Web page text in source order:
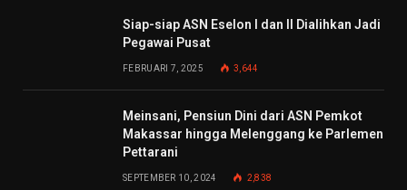
Siap-siap ASN Eselon I dan II Dialihkan Jadi
Pegawai Pusat
FEBRUARI 7, 2025 3,644
Meinsani, Pensiun Dini dari ASN Pemkot
Makassar hingga Melenggang ke Parlemen
Pettarani
SEPTEMBER 10, 2024 2,838